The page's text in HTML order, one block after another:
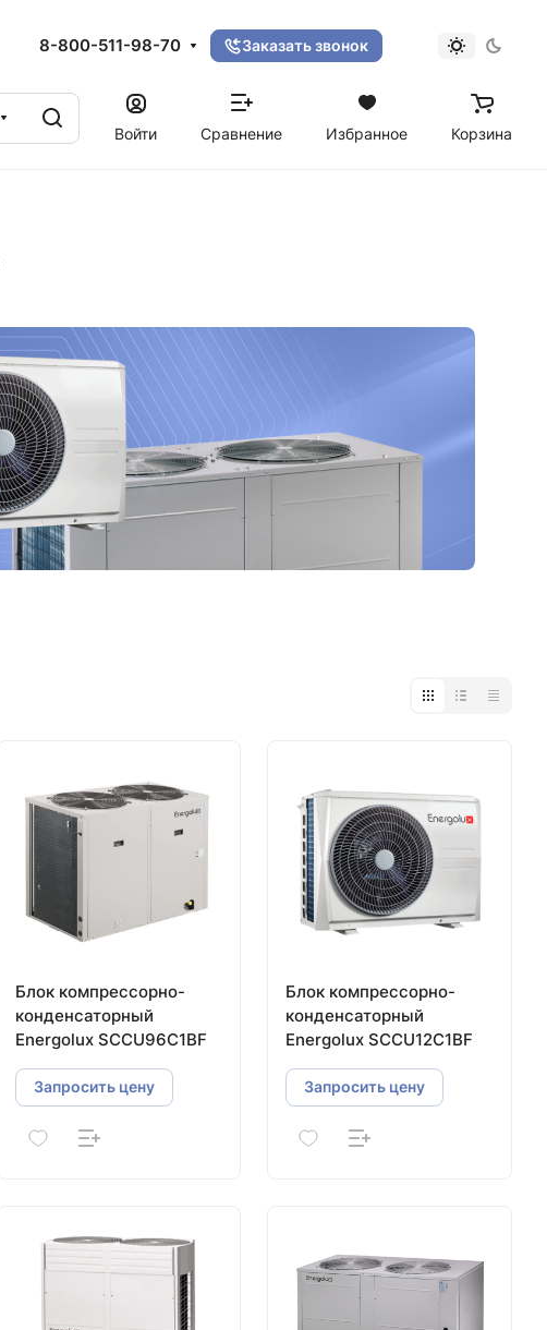
8-800-511-98-70 Заказать звонок
Войти
Сравнение Избранное Корзина
Блок компрессорно-
конденсаторный
Energolux SCCU96C1BF
Запросить цену
Блок компрессорно-
конденсаторный
Energolux SCCU12C1BF
Запросить цену